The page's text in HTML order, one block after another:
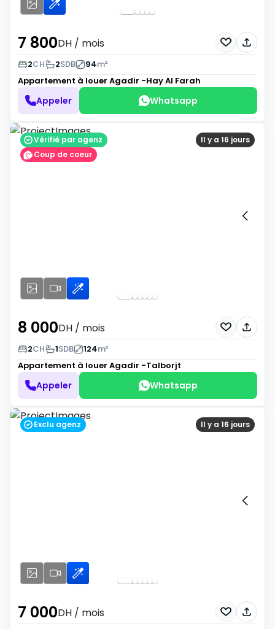
7 800DH / mois
2CH 2SDB 94m²
Appartement à louer Agadir -Hay Al Farah
Appeler Whatsapp
Il y a 16 jours
Vérifié par agenz
Coup de coeur
8 000DH / mois
2CH 1SDB 124m²
Appartement à louer Agadir -Talborjt
Appeler Whatsapp
Il y a 16 jours
Exclu agenz
7 000DH / mois